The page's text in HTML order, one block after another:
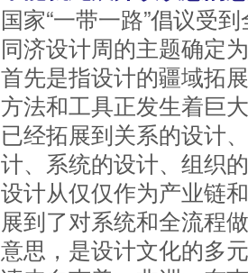
国家“一带一路”倡议受
同济设计周的主题确定
首先是指设计的疆域拓
方法和工具正发生着巨
已经拓展到关系的设计
计、系统的设计、组织
设计从仅仅作为产业链
展到了对系统和全流程
意思，是设计文化的多